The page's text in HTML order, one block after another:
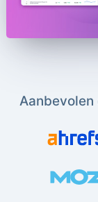
Aanbevolen